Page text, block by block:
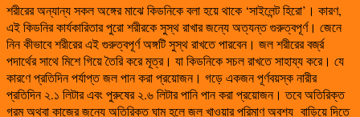
শরীরের অন্যান্য সকল অঙ্গের মাঝে কিডনিকে বলা হয়ে থাকে ‘সাইলেন্ট হিরো’। কারণ,
এই কিডনির কার্যকারিতার পুরো শরীরকে সুস্থ রাখার জন্যে অত্যন্ত গুরুত্বপূর্ণ। জেনে
নিন কীভাবে শরীরের এই গুরুত্বপূর্ণ অঙ্গটি সুস্থ রাখতে পারবেন। জল শরীরের বর্জ্র
পদার্থের সাথে মিশে গিয়ে তৈরি করে মূত্র। যা কিডনিকে সচল রাখতে সাহায্য করে। যে
কারণে প্রতিদিন পর্যাপ্ত জল পান করা প্রয়োজন। গড়ে একজন পূর্ণবয়স্ক নারীর
প্রতিদিন ২.১ লিটার এবং পুরুষের ২.৬ লিটার পানি পান করা প্রয়োজন। তবে অতিরিক্ত
গরম অথবা কাজের জন্যে অতিরিক্ত ঘাম হলে জল খাওয়ার পরিমাণ অবশ্য বাড়িয়ে দিতে